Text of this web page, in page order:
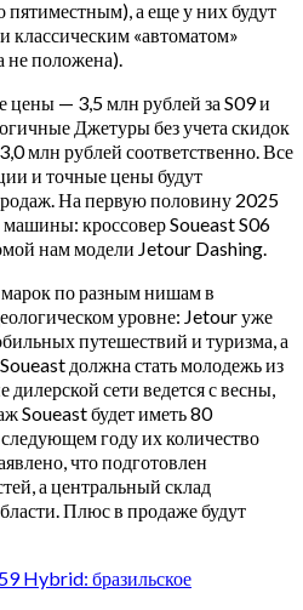
пятиместным), а еще у них будут
«автоматом»
не положена).
цены — 3,5 млн рублей за S09 и
Джетуры без учета скидок
млн рублей соответственно. Все
и точные цены будут
На первую половину 2025
машины: кроссовер Soueast S06
нам модели Jetour Dashing.
марок по разным нишам в
уровне: Jetour уже
путешествий и туризма, а
должна стать молодежь из
сети ведется с весны,
Soueast будет иметь 80
году их количество
что подготовлен
а центральный склад
Плюс в продаже будут
Hybrid: бразильское